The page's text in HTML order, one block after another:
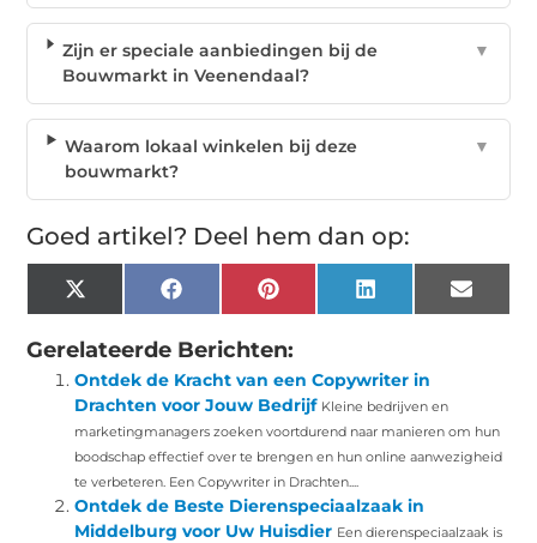
Zijn er speciale aanbiedingen bij de
Bouwmarkt in Veenendaal?
▼
Waarom lokaal winkelen bij deze
bouwmarkt?
▼
Goed artikel? Deel hem dan op:
X
(Twitter)
Facebook Pinterest LinkedIn Email
Gerelateerde Berichten:
Ontdek de Kracht van een Copywriter in
Drachten voor Jouw Bedrijf Kleine bedrijven en
marketingmanagers zoeken voortdurend naar manieren om hun
boodschap effectief over te brengen en hun online aanwezigheid
te verbeteren. Een Copywriter in Drachten....
Ontdek de Beste Dierenspeciaalzaak in
Middelburg voor Uw Huisdier Een dierenspeciaalzaak is